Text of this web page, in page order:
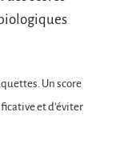
Un score
et d’éviter